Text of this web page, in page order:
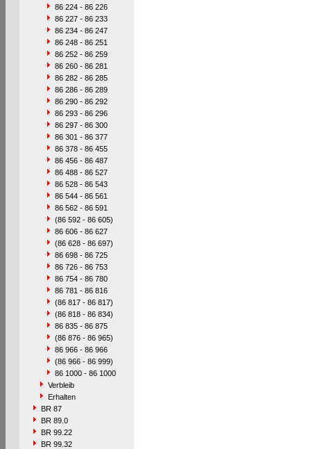
86 224 - 86 226
86 227 - 86 233
86 234 - 86 247
86 248 - 86 251
86 252 - 86 259
86 260 - 86 281
86 282 - 86 285
86 286 - 86 289
86 290 - 86 292
86 293 - 86 296
86 297 - 86 300
86 301 - 86 377
86 378 - 86 455
86 456 - 86 487
86 488 - 86 527
86 528 - 86 543
86 544 - 86 561
86 562 - 86 591
(86 592 - 86 605)
86 606 - 86 627
(86 628 - 86 697)
86 698 - 86 725
86 726 - 86 753
86 754 - 86 780
86 781 - 86 816
(86 817 - 86 817)
(86 818 - 86 834)
86 835 - 86 875
(86 876 - 86 965)
86 966 - 86 966
(86 966 - 86 999)
86 1000 - 86 1000
Verbleib
Erhalten
BR 87
BR 89.0
BR 99.22
BR 99.32